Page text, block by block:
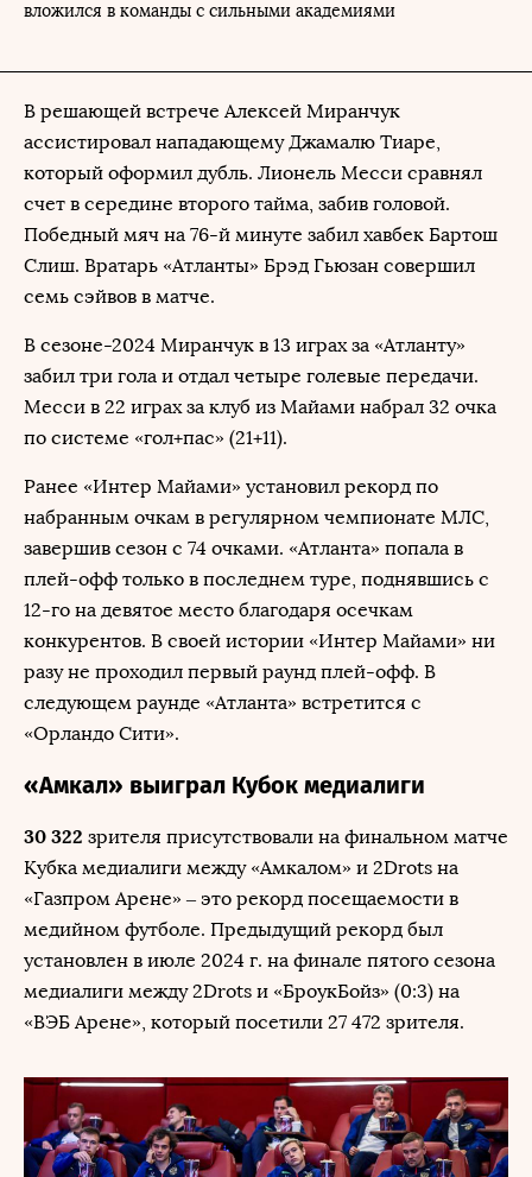
вложился в команды с сильными академиями
В решающей встрече Алексей Миранчук
ассистировал нападающему Джамалю Тиаре,
который оформил дубль. Лионель Месси сравнял
счет в середине второго тайма, забив головой.
Победный мяч на 76-й минуте забил хавбек Бартош
Слиш. Вратарь «Атланты» Брэд Гьюзан совершил
семь сэйвов в матче.
В сезоне-2024 Миранчук в 13 играх за «Атланту»
забил три гола и отдал четыре голевые передачи.
Месси в 22 играх за клуб из Майами набрал 32 очка
по системе «гол+пас» (21+11).
Ранее «Интер Майами» установил рекорд по
набранным очкам в регулярном чемпионате МЛС,
завершив сезон с 74 очками. «Атланта» попала в
плей-офф только в последнем туре, поднявшись с
12-го на девятое место благодаря осечкам
конкурентов. В своей истории «Интер Майами» ни
разу не проходил первый раунд плей-офф. В
следующем раунде «Атланта» встретится с
«Орландо Сити».
«Амкал» выиграл Кубок медиалиги
30 322 зрителя присутствовали на финальном матче
Кубка медиалиги между «Амкалом» и 2Drots на
«Газпром Арене» – это рекорд посещаемости в
медийном футболе. Предыдущий рекорд был
установлен в июле 2024 г. на финале пятого сезона
медиалиги между 2Drots и «БроукБойз» (0:3) на
«ВЭБ Арене», который посетили 27 472 зрителя.